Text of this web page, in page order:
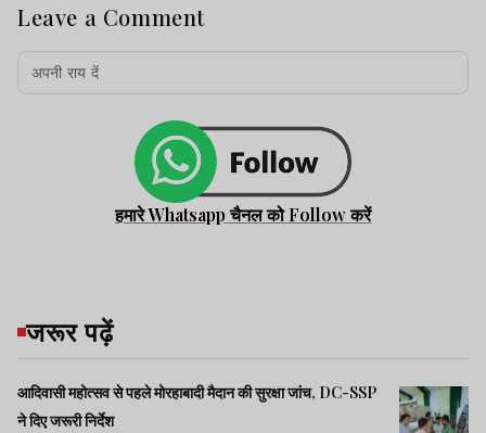
Leave a Comment
हमारे Whatsapp चैनल को Follow करें
जरूर पढ़ें
आदिवासी महोत्सव से पहले मोरहाबादी मैदान की सुरक्षा जांच, DC-SSP
ने दिए जरूरी निर्देश